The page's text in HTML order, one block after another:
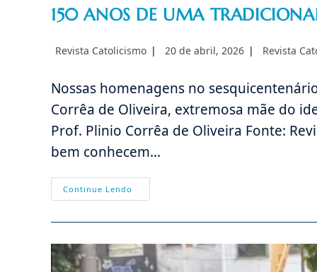
150 ANOS DE UMA
Autor
Revista Catolicismo
Post
20 de abril, 2026
Categoria
Revista
Nossas homenagens no
Corrêa de Oliveira, extremosa mãe do
Prof. Plinio Corrêa de Oliveira Fonte:
bem conhecem…
Continue Lendo
ANOS
UMA
PAULISTA